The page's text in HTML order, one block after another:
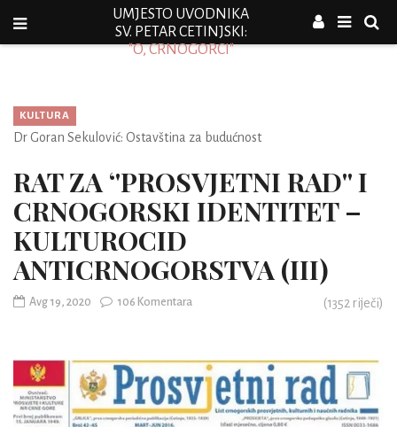
UMJESTO UVODNIKA
SV. PETAR CETINJSKI:
"O, CRNOGORCI"
KULTURA
Dr Goran Sekulović: Ostavština za budućnost
RAT ZA ‘'PROSVJETNI RAD'' I
CRNOGORSKI IDENTITET –
KULTUROCID
ANTICRNOGORSTVA (III)
Avg 19, 2020 106 Komentara (1352 riječi)